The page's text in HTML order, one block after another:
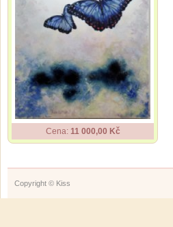
Cena: 11 000,00 Kč
Copyright © Kiss